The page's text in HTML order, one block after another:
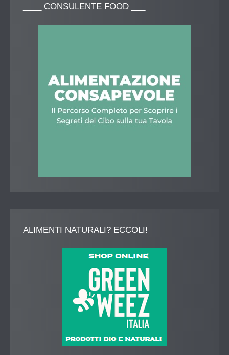
CONSULENTE FOOD ___
ALIMENTI NATURALI? ECCOLI!